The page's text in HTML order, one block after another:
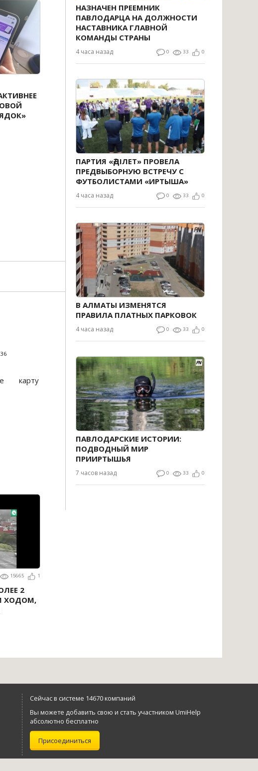
НАЗНАЧЕН ПРЕЕМНИК
ПАВЛОДАРЦА НА ДОЛЖНОСТИ
НАСТАВНИКА ГЛАВНОЙ
КОМАНДЫ СТРАНЫ
4 часа назад 0 33 0
ПАРТИЯ «ӘДІЛЕТ» ПРОВЕЛА
ПРЕДВЫБОРНУЮ ВСТРЕЧУ С
ФУТБОЛИСТАМИ «ИРТЫША»
4 часа назад 0 33 0
В АЛМАТЫ ИЗМЕНЯТСЯ
ПРАВИЛА ПЛАТНЫХ ПАРКОВОК
4 часа назад 0 33 0
ПАВЛОДАРСКИЕ ИСТОРИИ:
ПОДВОДНЫЙ МИР
ПРИИРТЫШЬЯ
7 часов назад 0 33 0
карту
15665 1
2
ХОДОМ,
Сейчас в системе 14670 компаний
Вы можете добавить свою и стать участником UmiHelp
абсолютно бесплатно
Присоединиться